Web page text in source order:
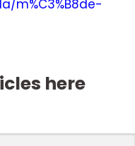
m%C3%B8de-
here